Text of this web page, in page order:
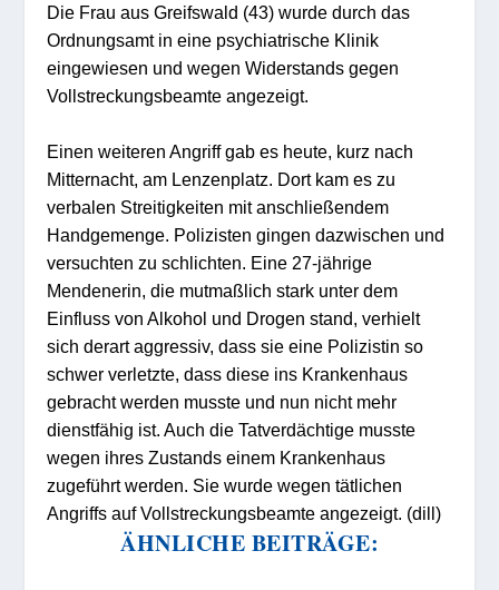
Die Frau aus Greifswald (43) wurde durch das
Ordnungsamt in eine psychiatrische Klinik
eingewiesen und wegen Widerstands gegen
Vollstreckungsbeamte angezeigt.
Einen weiteren Angriff gab es heute, kurz nach
Mitternacht, am Lenzenplatz. Dort kam es zu
verbalen Streitigkeiten mit anschließendem
Handgemenge. Polizisten gingen dazwischen und
versuchten zu schlichten. Eine 27-jährige
Mendenerin, die mutmaßlich stark unter dem
Einfluss von Alkohol und Drogen stand, verhielt
sich derart aggressiv, dass sie eine Polizistin so
schwer verletzte, dass diese ins Krankenhaus
gebracht werden musste und nun nicht mehr
dienstfähig ist. Auch die Tatverdächtige musste
wegen ihres Zustands einem Krankenhaus
zugeführt werden. Sie wurde wegen tätlichen
Angriffs auf Vollstreckungsbeamte angezeigt. (dill)
ÄHNLICHE BEITRÄGE: